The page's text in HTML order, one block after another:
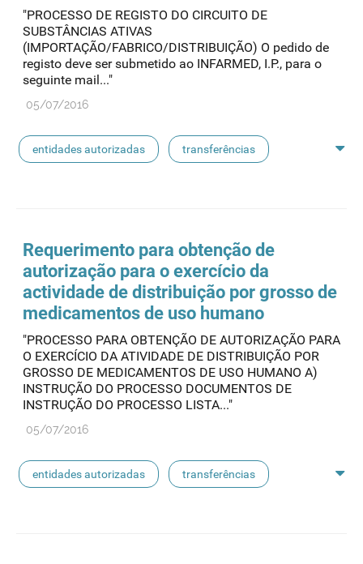
"PROCESSO DE REGISTO DO CIRCUITO DE
SUBSTÂNCIAS ATIVAS
(IMPORTAÇÃO/FABRICO/DISTRIBUIÇÃO) O pedido de
registo deve ser submetido ao INFARMED, I.P., para o
seguinte mail..."
05/07/2016
entidades autorizadas transferências
Requerimento para obtenção de
autorização para o exercício da
actividade de distribuição por grosso de
medicamentos de uso humano
"PROCESSO PARA OBTENÇÃO DE AUTORIZAÇÃO PARA
O EXERCÍCIO DA ATIVIDADE DE DISTRIBUIÇÃO POR
GROSSO DE MEDICAMENTOS DE USO HUMANO A)
INSTRUÇÃO DO PROCESSO DOCUMENTOS DE
INSTRUÇÃO DO PROCESSO LISTA..."
05/07/2016
entidades autorizadas transferências